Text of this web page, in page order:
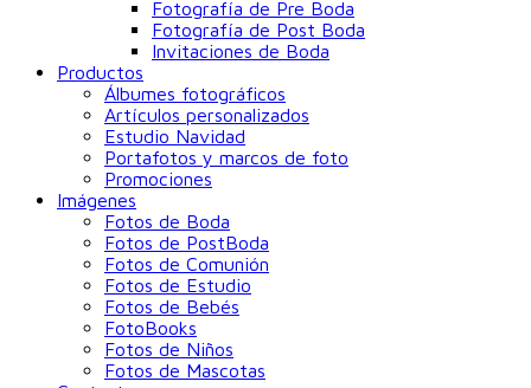
Fotografía de Pre Boda
Fotografía de Post Boda
Invitaciones de Boda
Productos
Álbumes fotográficos
Artículos personalizados
Estudio Navidad
Portafotos y marcos de foto
Promociones
Imágenes
Fotos de Boda
Fotos de PostBoda
Fotos de Comunión
Fotos de Estudio
Fotos de Bebés
FotoBooks
Fotos de Niños
Fotos de Mascotas